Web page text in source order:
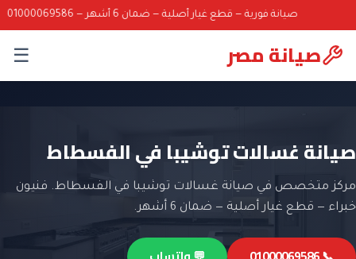
صيانة فورية — قطع غيار أصلية — ضمان 6 أشهر — 01000069586
صيانة مصر ☰
صيانة غسالات توشيبا في الفسطاط
مركز متخصص في صيانة غسالات توشيبا في الفسطاط. فنيون
خبراء — قطع غيار أصلية — ضمان 6 أشهر.